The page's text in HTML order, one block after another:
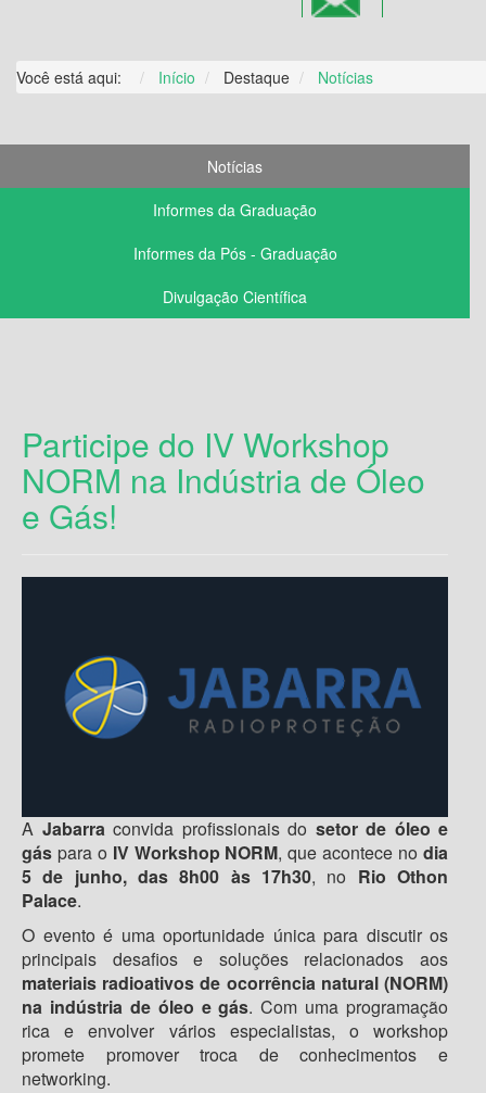
Você está aqui: Início Destaque Notícias
Notícias
Informes da Graduação
Informes da Pós - Graduação
Divulgação Científica
Participe do IV Workshop
NORM na Indústria de Óleo
e Gás!
A Jabarraconvida profissionais do setor de óleo e
gás para o IV Workshop NORM, que acontece nodia
5 de junho, das 8h00 às 17h30, no Rio Othon
Palace.
O evento é uma oportunidade única para discutir os
principais desafios e soluções relacionados aos
materiais radioativos de ocorrência natural (NORM)
na indústria de óleo e gás. Com uma programação
rica e envolver vários especialistas, o workshop
promete promover troca de conhecimentos e
networking.